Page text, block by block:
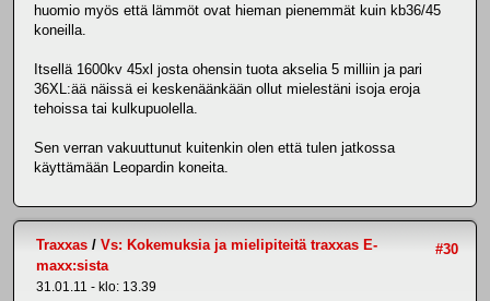
huomio myös että lämmöt ovat hieman pienemmät kuin kb36/45
koneilla.
Itsellä 1600kv 45xl josta ohensin tuota akselia 5 milliin ja pari
36XL:ää näissä ei keskenäänkään ollut mielestäni isoja eroja
tehoissa tai kulkupuolella.
Sen verran vakuuttunut kuitenkin olen että tulen jatkossa
käyttämään Leopardin koneita.
#30
Traxxas / Vs: Kokemuksia ja mielipiteitä traxxas E-
maxx:sista
31.01.11 - klo: 13.39